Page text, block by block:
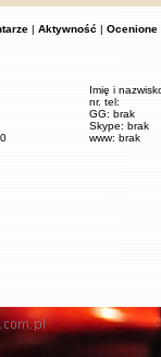
| Aktywność | Ocenione
Imię i
nr. tel:
GG: brak
Skype: brak
www: brak